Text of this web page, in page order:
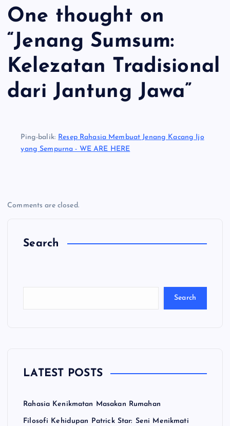
One thought on
“Jenang Sumsum:
Kelezatan Tradisional
dari Jantung Jawa”
Ping-balik: Resep Rahasia Membuat Jenang Kacang Ijo
yang Sempurna - WE ARE HERE
Comments are closed.
Search
C
Search
LATEST POSTS
Rahasia Kenikmatan Masakan Rumahan
Filosofi Kehidupan Patrick Star: Seni Menikmati